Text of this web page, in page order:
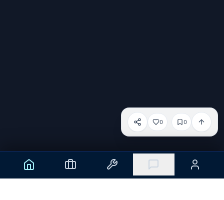
分享 0 0
haotian.xue@dandelion-intl.com
+33 (0)767387396
服务条款
隐私政策